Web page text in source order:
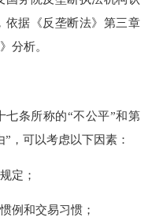
依据《反垄断法》第三章
分析。
条所称的“不公平”和第
，可以考虑以下因素：
定；
和交易习惯；